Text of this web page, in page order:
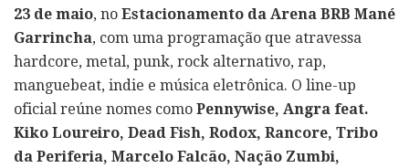
23 de maio, no Estacionamento da Arena BRB Mané
Garrincha, com uma programação que atravessa
hardcore, metal, punk, rock alternativo, rap,
manguebeat, indie e música eletrônica. O line-up
oficial reúne nomes como Pennywise, Angra feat.
Kiko Loureiro, Dead Fish, Rodox, Rancore, Tribo
da Periferia, Marcelo Falcão, Nação Zumbi,